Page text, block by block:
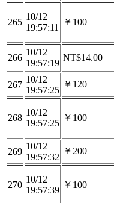
265
10/12
19:57:11
￥100
266
10/12
19:57:19
NT$14.00
267
10/12
19:57:25
￥120
268
10/12
19:57:25
￥100
269
10/12
19:57:32
￥200
270
10/12
19:57:39
￥100